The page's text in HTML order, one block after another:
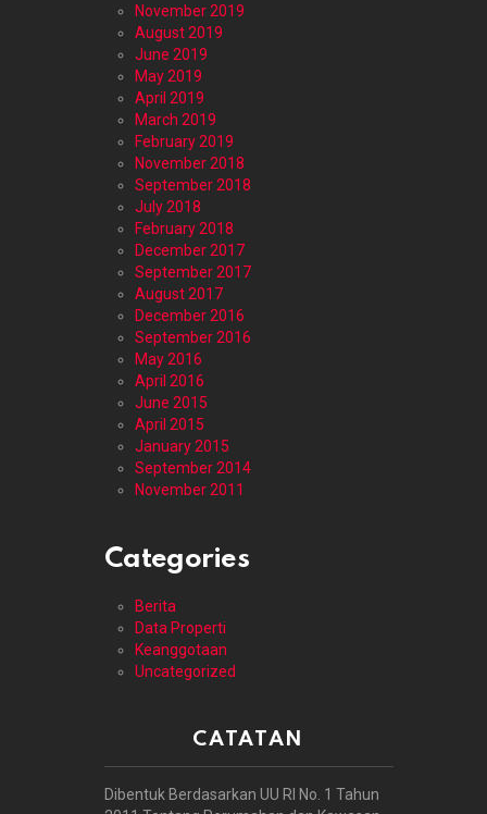
November 2019
August 2019
June 2019
May 2019
April 2019
March 2019
February 2019
November 2018
September 2018
July 2018
February 2018
December 2017
September 2017
August 2017
December 2016
September 2016
May 2016
April 2016
June 2015
April 2015
January 2015
September 2014
November 2011
Categories
Berita
Data Properti
Keanggotaan
Uncategorized
CATATAN
Dibentuk Berdasarkan UU RI No. 1 Tahun